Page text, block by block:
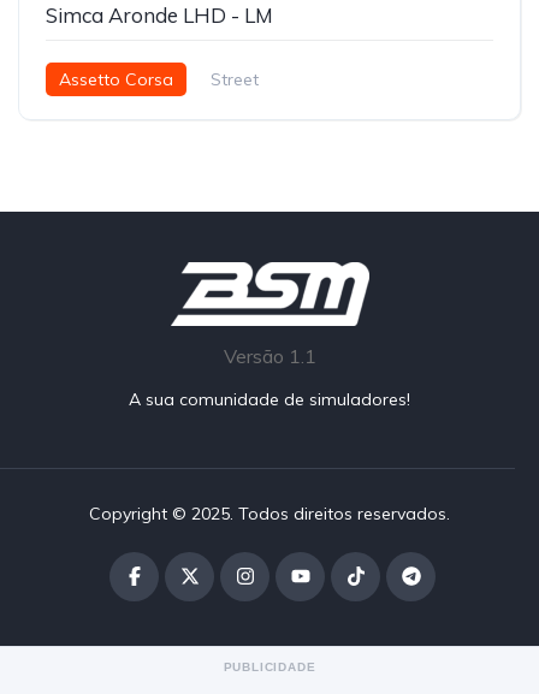
Simca Aronde LHD - LM
Assetto Corsa Street
Versão 1.1
A sua comunidade de simuladores!
Copyright © 2025. Todos direitos reservados.
PUBLICIDADE